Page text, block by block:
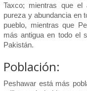
Taxco; mientras que
pureza y abundancia en
pueblo, mientras que
más antigua en todo el
Pakistán.
Población:
Peshawar está más